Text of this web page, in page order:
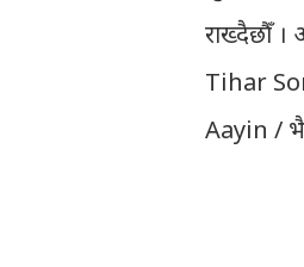
राख्दैछौँ
Tihar
Aayin /